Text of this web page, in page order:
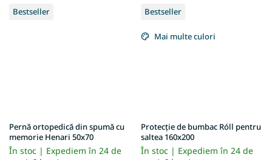
Bestseller
Pernă ortopedică din spumă cu
memorie Henari 50x70
În stoc | Expediem în 24 de
Bestseller
Mai multe culori
Protecție de bumbac Róll pentru
saltea 160x200
În stoc | Expediem în 24 de